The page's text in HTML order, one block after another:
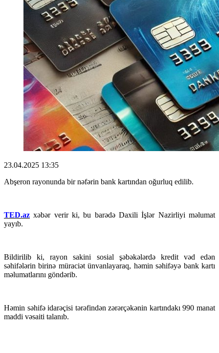
23.04.2025 13:35
Abşeron rayonunda bir nəfərin bank kartından oğurluq edilib.
TED.az xəbər verir ki, bu barədə Daxili İşlər Nazirliyi məlumat
yayıb.
Bildirilib ki, rayon sakini sosial şəbəkələrdə kredit vəd edən
səhifələrin birinə müraciət ünvanlayaraq, həmin səhifəyə bank kartı
məlumatlarını göndərib.
Həmin səhifə idarəçisi tərəfindən zərərçəkənin kartındakı 990 manat
maddi vəsaiti talanıb.